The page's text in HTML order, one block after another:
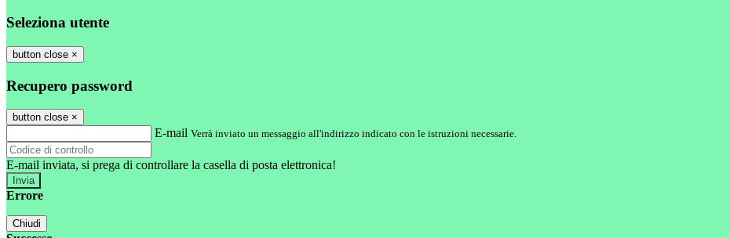
Seleziona utente
button close ×
Recupero password
button close ×
E-mail Verrà inviato un messaggio all'indirizzo indicato con le istruzioni necessarie.
E-mail inviata, si prega di controllare la casella di posta elettronica!
Errore
Chiudi